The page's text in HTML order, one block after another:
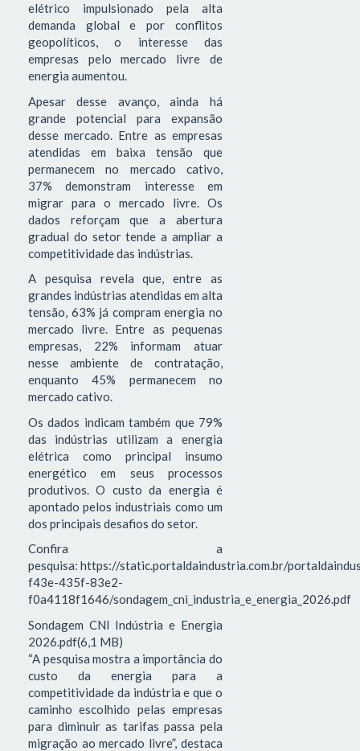
elétrico impulsionado pela alta
demanda global e por conflitos
geopolíticos, o interesse das
empresas pelo mercado livre de
energia aumentou.
Apesar desse avanço, ainda há
grande potencial para expansão
desse mercado. Entre as empresas
atendidas em baixa tensão que
permanecem no mercado cativo,
37% demonstram interesse em
migrar para o mercado livre. Os
dados reforçam que a abertura
gradual do setor tende a ampliar a
competitividade das indústrias.
A pesquisa revela que, entre as
grandes indústrias atendidas em alta
tensão, 63% já compram energia no
mercado livre. Entre as pequenas
empresas, 22% informam atuar
nesse ambiente de contratação,
enquanto 45% permanecem no
mercado cativo.
Os dados indicam também que 79%
das indústrias utilizam a energia
elétrica como principal insumo
energético em seus processos
produtivos. O custo da energia é
apontado pelos industriais como um
dos principais desafios do setor.
Confira a
pesquisa: https://static.portaldaindustria.com.br/
f43e-435f-83e2-
f0a4118f1646/sondagem_cni_industria_e_energia_2026.pdf
Sondagem CNI Indústria e Energia
2026.pdf(6,1 MB)
“A pesquisa mostra a importância do
custo da energia para a
competitividade da indústria e que o
caminho escolhido pelas empresas
para diminuir as tarifas passa pela
migração ao mercado livre”, destaca